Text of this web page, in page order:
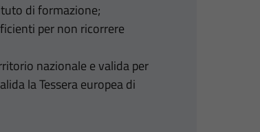
di formazione;
per non ricorrere
nazionale e valida per
la Tessera europea di